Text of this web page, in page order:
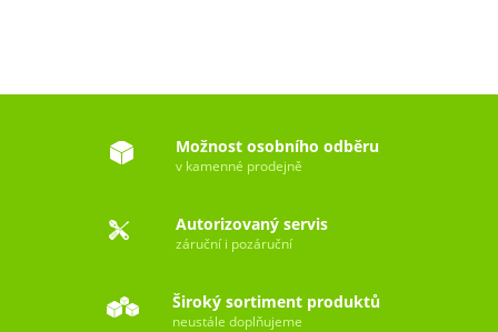
Možnost osobního odběru
v kamenné prodejně
Autorizovaný servis
záruční i pozáruční
Široký sortiment produktů
neustále doplňujeme